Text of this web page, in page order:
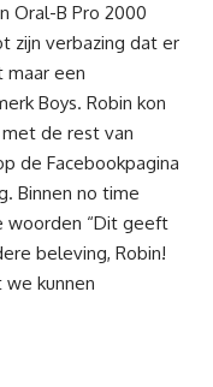
Oral-B Pro 2000
zijn verbazing dat er
maar een
Boys. Robin kon
de rest van
de Facebookpagina
Binnen no time
woorden “Dit geeft
beleving, Robin!
kunnen